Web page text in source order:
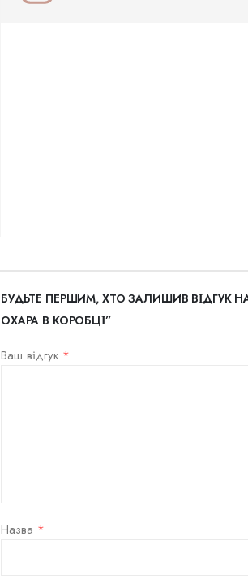
БУДЬТЕ ПЕРШИМ, ХТО ЗАЛИШИВ ВІДГУК
ОХАРА В КОРОБЦІ”
Ваш відгук *
Назва *